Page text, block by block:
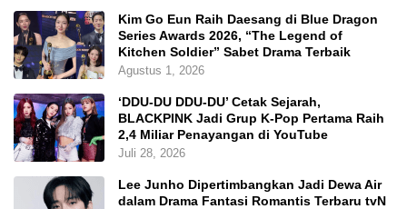
Kim Go Eun Raih Daesang di Blue Dragon
Series Awards 2026, “The Legend of
Kitchen Soldier” Sabet Drama Terbaik
Agustus 1, 2026
‘DDU-DU DDU-DU’ Cetak Sejarah,
BLACKPINK Jadi Grup K-Pop Pertama Raih
2,4 Miliar Penayangan di YouTube
Juli 28, 2026
Lee Junho Dipertimbangkan Jadi Dewa Air
dalam Drama Fantasi Romantis Terbaru tvN